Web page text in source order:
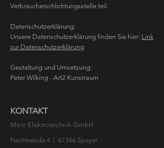
Verbraucherschlichtungsstelle teil.
Datenschutzerklärung:
Unsere Datenschutzerklärung finden Sie hier: Link
zur Datenschutzerklärung
Gestaltung und Umsetzung:
Peter Wilking - Art2 Kunstraum
KONTAKT
Merz Elektrotechnik GmbH
Nachtweide 4 | 67346 Speyer